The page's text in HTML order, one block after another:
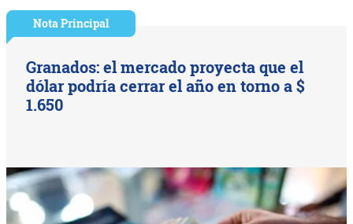
Nota Principal
Granados: el mercado proyecta que el
dólar podría cerrar el año en torno a $
1.650